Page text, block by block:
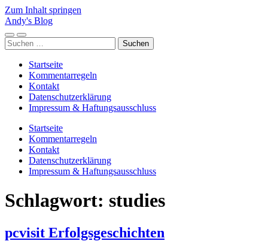
Zum Inhalt springen
Andy's Blog
Mobile-
Menü
Suchfeld
ein-/ausblenden
Suchen
nach:
Startseite
Kommentarregeln
Kontakt
Datenschutzerklärung
Impressum & Haftungsausschluss
Startseite
Kommentarregeln
Kontakt
Datenschutzerklärung
Impressum & Haftungsausschluss
Schlagwort: studies
pcvisit Erfolgsgeschichten